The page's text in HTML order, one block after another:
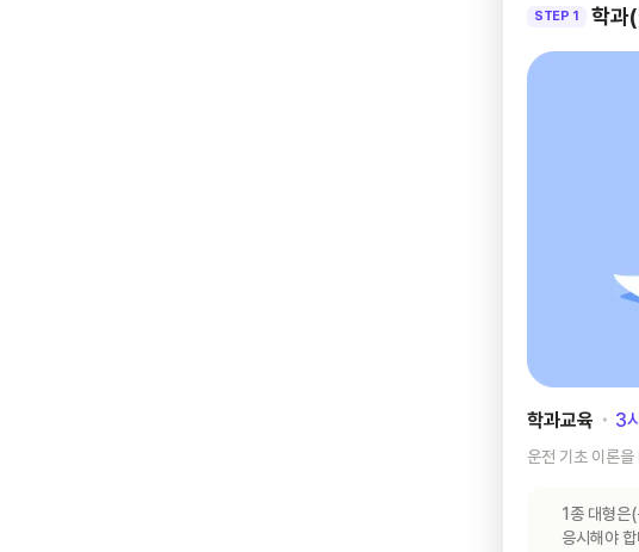
STEP 1 학과
학과교육 ･ 3
운전 기초 이론
1종 대형은
응시해야